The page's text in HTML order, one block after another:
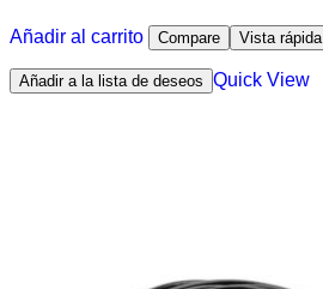
Añadir al carrito Compare Vista rápida
Añadir a la lista de deseos Quick View